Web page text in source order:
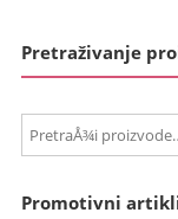
Pretraživanje
PretraÅ¾i:
Promotivni